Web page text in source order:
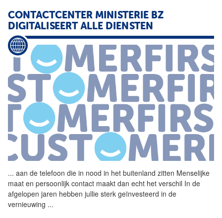
CONTACTCENTER MINISTERIE BZ
DIGITALISEERT ALLE DIENSTEN
... aan de telefoon die in nood in het buitenland zitten Menselijke
maat en persoonlijk contact maakt dan echt het verschil In de
afgelopen jaren hebben jullie sterk geïnvesteerd in de
vernieuwing ...